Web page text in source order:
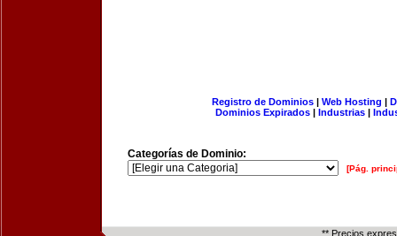
Registro de Dominios| Web Hosting |
Dominios Expirados | Industrias |
Categorías de Dominio:
[Pág.
** Precios